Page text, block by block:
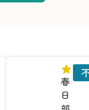
春
日